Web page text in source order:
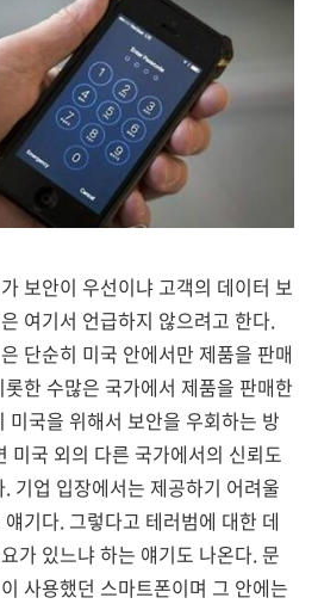
보안이 우선이냐 고객의 데이터 보
여기서 언급하지 않으려고 한다.
단순히 미국 안에서만 제품을 판매
한 수많은 국가에서 제품을 판매한
미국을 위해서 보안을 우회하는 방
미국 외의 다른 국가에서의 신뢰도
기업 입장에서는 제공하기 어려울
기다. 그렇다고 테러범에 대한 데
가 있느냐 하는 얘기도 나온다. 문
사용했던 스마트폰이며 그 안에는